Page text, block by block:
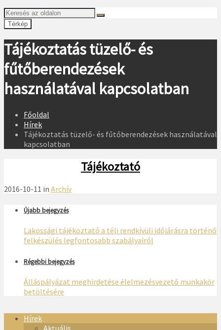
Térkép
Tájékoztatás tüzelő- és
fűtőberendezések
használatával kapcsolatban
Főoldal
Hírek
Tájékoztatás tüzelő- és fűtőberendezések használatával
kapcsolatban
Tájékoztató
2016-10-11 in Archív
Újabb bejegyzés
Lakossági tájékoztató a téli rendkívüli időjárásra történő
felkészülés legfontosabb szabályairól
Régebbi bejegyzés
Álláspályázat meghirdetése élelmezésvezető munkakör
betöltésére
Hírek